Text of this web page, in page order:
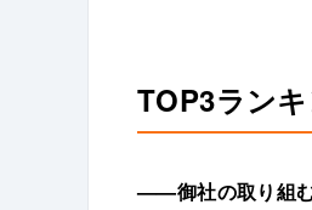
TOP3ラン
——御社の取り組む